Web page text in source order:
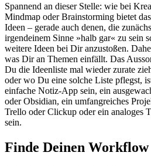
Spannend an dieser Stelle: wie bei
Mindmap oder Brainstorming bietet
Ideen – gerade auch denen, die
irgendeinem Sinne »halb gar« zu sein
weitere Ideen bei Dir anzustoßen.
was Dir an Themen einfällt. Das
Du die Ideenliste mal wieder zurate
oder wo Du eine solche Liste pflegst,
einfache Notiz-App sein, ein
oder Obsidian, ein umfangreiches
Trello oder Clickup oder ein analoges
sein.
Finde Deinen Workflow